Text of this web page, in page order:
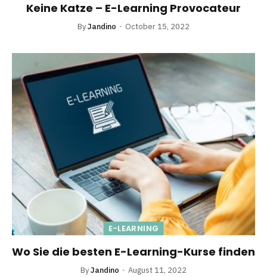
Keine Katze – E-Learning Provocateur
ByJandino October 15, 2022
E-LEARNING
Wo Sie die besten E-Learning-Kurse finden
ByJandino August 11, 2022